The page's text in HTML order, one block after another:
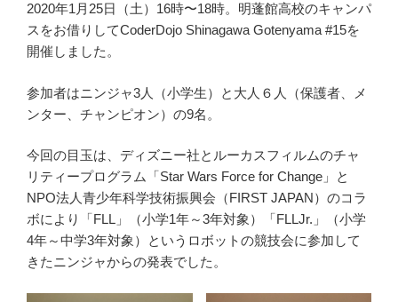
2020年1月25日（土）16時〜18時。明蓬館高校のキャンパ
スをお借りしてCoderDojo Shinagawa Gotenyama #15を
開催しました。
参加者はニンジャ3人（小学生）と大人６人（保護者、メ
ンター、チャンピオン）の9名。
今回の目玉は、ディズニー社とルーカスフィルムのチャ
リティープログラム「Star Wars Force for Change」と
NPO法人青少年科学技術振興会（FIRST JAPAN）のコラ
ボにより「FLL」（小学1年～3年対象）「FLLJr.」（小学
4年～中学3年対象）というロボットの競技会に参加して
きたニンジャからの発表でした。